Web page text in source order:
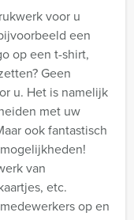
voor u
een
op een t-shirt,
Geen
u. Het is namelijk
met uw
ook fantastisch
van
etc.
op en